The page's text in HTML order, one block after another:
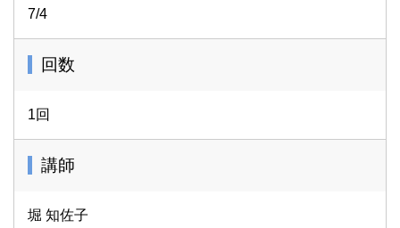
7/4
回数
1回
講師
堀 知佐子